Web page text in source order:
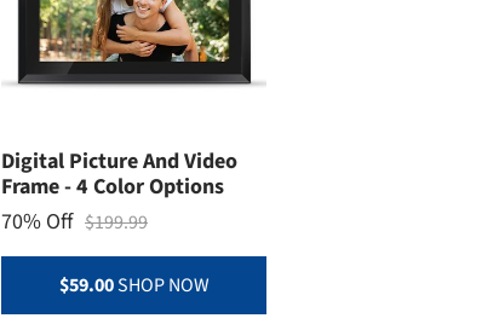
Digital Picture And Video
Frame - 4 Color Options
70% Off $199.99
$59.00SHOP NOW